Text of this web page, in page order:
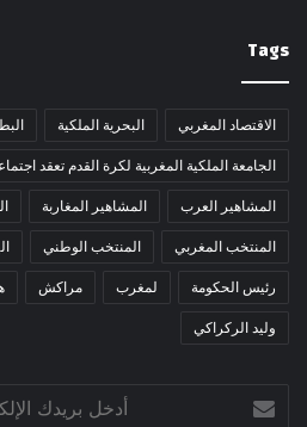
Tags
الاقتصاد المغربي البحرية الملكية
الجامعة الملكية المغربية لكرة القدم تعقد
المشاهير العرب المشاهير المغاربة
المنتخب المغربي المنتخب الوطني
رئيس الحكومة لمغرب مراكش
وليد الركراكي
أدخل
بريدك